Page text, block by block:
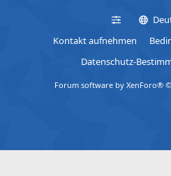
Kontakt aufnehmen
Datenschutz-
Forum software by XenForo® ©